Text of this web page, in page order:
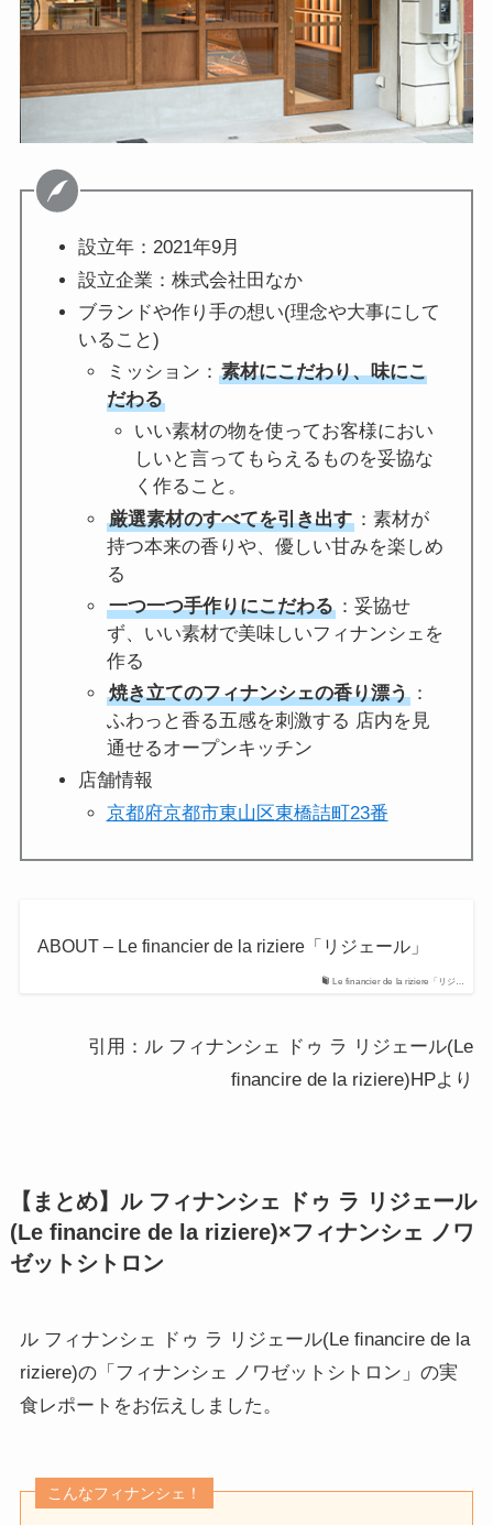
設立年：2021年9月
設立企業：株式会社田なか
ブランドや作り手の想い(理念や大事にして
いること)
ミッション： 素材にこだわり、味にこ
だわる
いい素材の物を使ってお客様におい
しいと言ってもらえるものを妥協な
く作ること。
厳選素材のすべてを引き出す：素材が
持つ本来の香りや、優しい甘みを楽しめ
る
一つ一つ手作りにこだわる：妥協せ
ず、いい素材で美味しいフィナンシェを
作る
焼き立てのフィナンシェの香り漂う：
ふわっと香る五感を刺激する 店内を見
通せるオープンキッチン
店舗情報
京都府京都市東山区東橋詰町23番
Le financier de la riziere「リジ…
ABOUT – Le financier de la riziere「リジェール」
引用：ル フィナンシェ ドゥ ラ リジェール(Le
ﬁnancire de la riziere)HPより
【まとめ】ル フィナンシェ ドゥ ラ リジェール
(Le ﬁnancire de la riziere)×フィナンシェ ノワ
ゼットシトロン
ル フィナンシェ ドゥ ラ リジェール(Le ﬁnancire de la
riziere)の「フィナンシェ ノワゼットシトロン」の実
食レポートをお伝えしました。
こんなフィナンシェ！